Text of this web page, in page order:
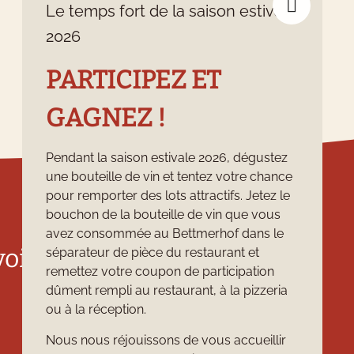
Le temps fort de la saison estivale
2026
PARTICIPEZ ET
GAGNEZ !
Pendant la saison estivale 2026, dégustez
une bouteille de vin et tentez votre chance
pour remporter des lots attractifs. Jetez le
bouchon de la bouteille de vin que vous
avez consommée au Bettmerhof dans le
séparateur de pièce du restaurant et
remettez votre coupon de participation
dûment rempli au restaurant, à la pizzeria
ou à la réception.
Nous nous réjouissons de vous accueillir
Social Media